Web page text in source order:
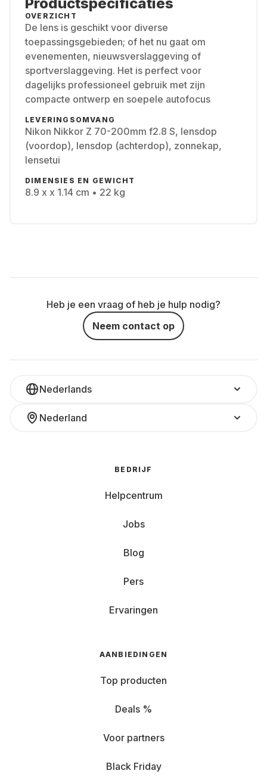
OVERZICHT
De lens is geschikt voor diverse
toepassingsgebieden; of het nu gaat om
evenementen, nieuwsverslaggeving of
sportverslaggeving. Het is perfect voor
dagelijks professioneel gebruik met zijn
compacte ontwerp en soepele autofocus
LEVERINGSOMVANG
Nikon Nikkor Z 70-200mm f2.8 S, lensdop
(voordop), lensdop (achterdop), zonnekap,
lensetui
DIMENSIES EN GEWICHT
8.9 x x 1.14 cm • 22 kg
Heb je een vraag of heb je hulp nodig?
Neem contact op
Nederlands
Nederland
BEDRIJF
Helpcentrum
Jobs
Blog
Pers
Ervaringen
AANBIEDINGEN
Top producten
Deals %
Voor partners
Black Friday